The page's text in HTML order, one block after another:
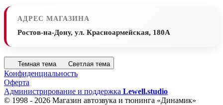
АДРЕС МАГАЗИНА
Ростов-на-Дону, ул. Красноармейская, 180А
Темная тема Светлая тема
Конфиденциальность
Оферта
Администрирование и поддержка Lewell.studio
© 1998 - 2026 Магазин автозвука и тюнинга «Динамик»